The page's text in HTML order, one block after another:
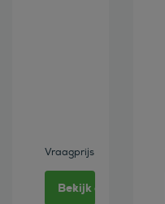
Vraagprijs
Bekijk deze auto